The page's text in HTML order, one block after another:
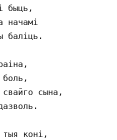
быць,
начамi
балiць.
сына,
тыя конi,